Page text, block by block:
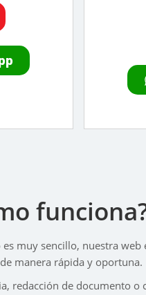
es muy sencillo, nuestra web
de manera rápida y oportuna.
redacción de documento o